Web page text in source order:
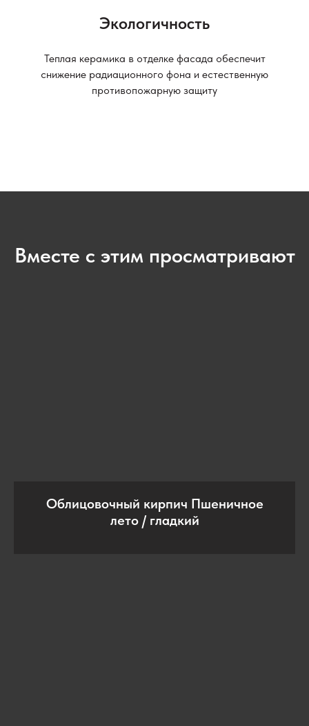
Экологичность
Теплая керамика в отделке фасада обеспечит
снижение радиационного фона и естественную
противопожарную защиту
Вместе с этим просматривают
Облицовочный кирпич Пшеничное
лето / гладкий